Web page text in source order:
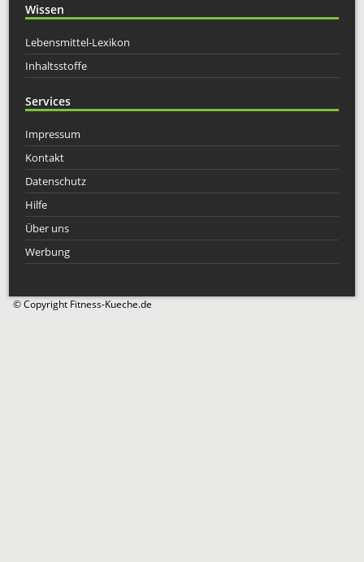
Wissen
Lebensmittel-Lexikon
Inhaltsstoffe
Services
Impressum
Kontakt
Datenschutz
Hilfe
Über uns
Werbung
© Copyright Fitness-Kueche.de